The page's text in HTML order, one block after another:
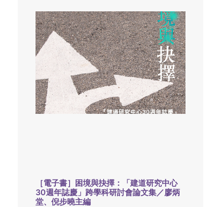
［電子書］困境與抉擇：「建道研究中心
30週年誌慶」跨學科研討會論文集／廖炳
堂、倪步曉主編